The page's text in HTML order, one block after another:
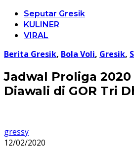
Seputar Gresik
KULINER
VIRAL
Berita Gresik, Bola Voli, Gresik,
Jadwal Proliga 2020
Diawali di GOR Tri
gressy
12/02/2020